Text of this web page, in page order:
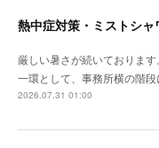
熱中症対策・ミストシ
厳しい暑さが続いておりま
一環として、事務所横の階
2026.07.31 01:00